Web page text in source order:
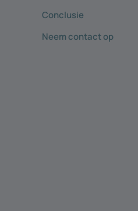
Conclusie
Neem contact op